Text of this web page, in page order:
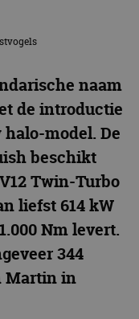
naam
de introductie
model. De
beschikt
Twin-Turbo
liefst 614 kW
Nm levert.
344
Martin in